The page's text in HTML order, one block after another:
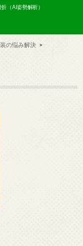
（AI姿勢解析）
の悩み解決